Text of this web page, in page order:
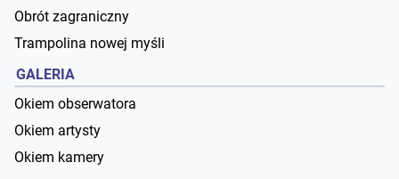
Obrót zagraniczny
Trampolina nowej myśli
GALERIA
Okiem obserwatora
Okiem artysty
Okiem kamery